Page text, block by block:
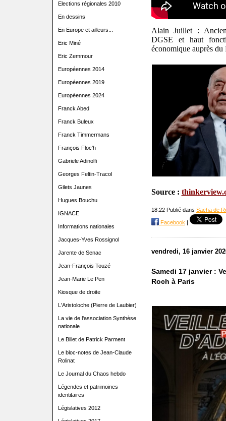
Elections régionales 2010
En dessins
En Europe et ailleurs...
Eric Miné
Eric Zemmour
Européennes 2014
Européennes 2019
Européennes 2024
Franck Abed
Franck Buleux
Franck Timmermans
François Floc'h
Gabriele Adinolfi
Georges Feltin-Tracol
Gilets Jaunes
Hugues Bouchu
IGNACE
Informations nationales
Jacques-Yves Rossignol
Jarente de Senac
Jean-François Touzé
Jean-Marie Le Pen
Kiosque de droite
L'Aristoloche (Pierre de Laubier)
La vie de l'association Synthèse
nationale
Le Billet de Patrick Parment
Le bloc-notes de Jean-Claude
Rolinat
Le Journal du Chaos hebdo
Légendes et patrimoines
identitaires
Législatives 2012
Alain Juillet :
DGSE et haut
économique auprès
Source :
18:22 Publié dans Sacha de
Facebook
vendredi, 16 janvier
Samedi 17 janvier :
Roch à Paris